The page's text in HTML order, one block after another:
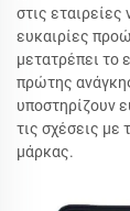
στις
ευκαιρίες
μετατρέπει το
πρώτης
υποστηρίζουν
τις σχέσεις
μάρκας.